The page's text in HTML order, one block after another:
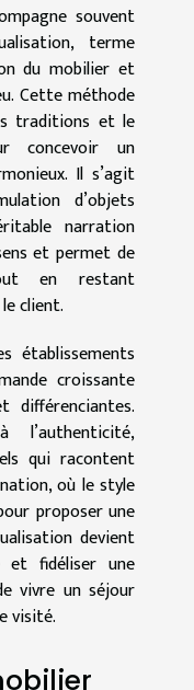
souvent
terme
du mobilier et
Cette méthode
traditions et le
concevoir un
Il s’agit
d’objets
narration
et permet de
en restant
client.
établissements
croissante
différenciantes.
qui racontent
où le style
proposer une
devient
et fidéliser une
vivre un séjour
visité.